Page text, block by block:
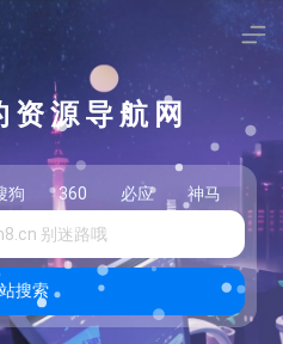
资源导航网
狗 360 必应 神马 头
搜索